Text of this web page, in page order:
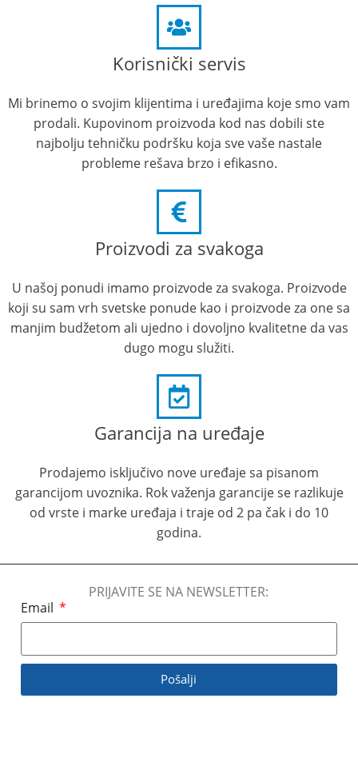
Korisnički servis
Mi brinemo o svojim klijentima i uređajima koje smo vam
prodali. Kupovinom proizvoda kod nas dobili ste
najbolju tehničku podršku koja sve vaše nastale
probleme rešava brzo i efikasno.
Proizvodi za svakoga
U našoj ponudi imamo proizvode za svakoga. Proizvode
koji su sam vrh svetske ponude kao i proizvode za one sa
manjim budžetom ali ujedno i dovoljno kvalitetne da vas
dugo mogu služiti.
Garancija na uređaje
Prodajemo isključivo nove uređaje sa pisanom
garancijom uvoznika. Rok važenja garancije se razlikuje
od vrste i marke uređaja i traje od 2 pa čak i do 10
godina.
PRIJAVITE SE NA NEWSLETTER:
Email
Pošalji